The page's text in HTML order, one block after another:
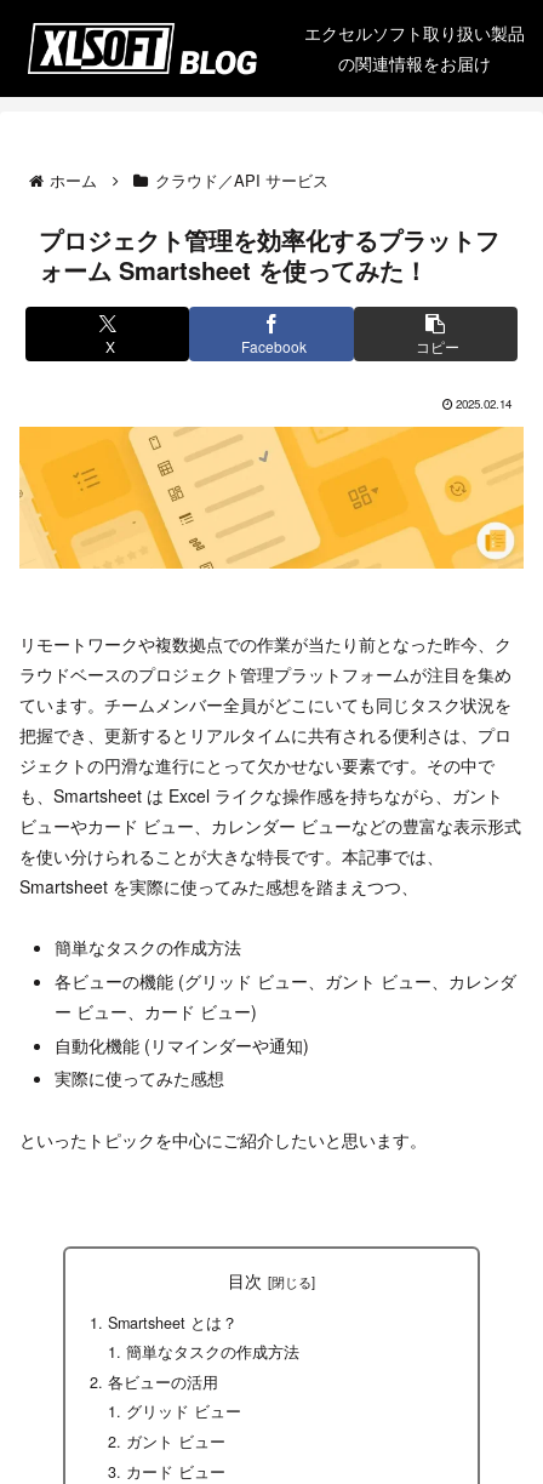
エクセルソフト取り扱い製品
の関連情報をお届け
ホーム クラウド／API サービス
プロジェクト管理を効率化するプラットフ
ォーム Smartsheet を使ってみた！
X Facebook コピー
2025.02.14
リモートワークや複数拠点での作業が当たり前となった昨今、ク
ラウドベースのプロジェクト管理プラットフォームが注目を集め
ています。チームメンバー全員がどこにいても同じタスク状況を
把握でき、更新するとリアルタイムに共有される便利さは、プロ
ジェクトの円滑な進行にとって欠かせない要素です。その中で
も、Smartsheet は Excel ライクな操作感を持ちながら、ガント
ビューやカード ビュー、カレンダー ビューなどの豊富な表示形式
を使い分けられることが大きな特長です。本記事では、
Smartsheet を実際に使ってみた感想を踏まえつつ、
簡単なタスクの作成方法
各ビューの機能 (グリッド ビュー、ガント ビュー、カレンダ
ー ビュー、カード ビュー)
自動化機能 (リマインダーや通知)
実際に使ってみた感想
といったトピックを中心にご紹介したいと思います。
目次
Smartsheet とは？
簡単なタスクの作成方法
各ビューの活用
グリッド ビュー
ガント ビュー
カード ビュー